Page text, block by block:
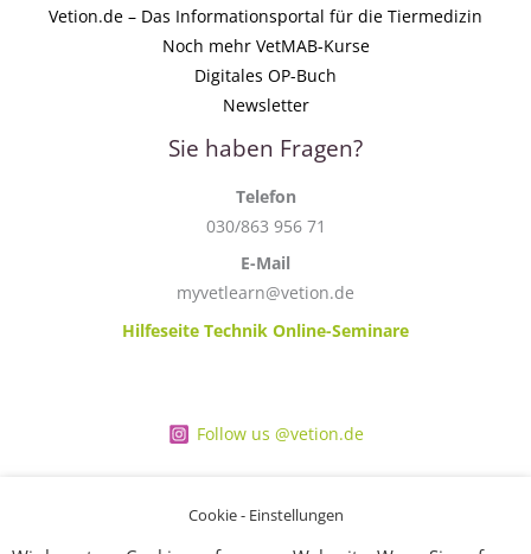
Vetion.de – Das Informationsportal für die Tiermedizin
Noch mehr VetMAB-Kurse
Digitales OP-Buch
Newsletter
Sie haben Fragen?
Telefon
030/863 956 71
E-Mail
myvetlearn@vetion.de
Hilfeseite Technik Online-Seminare
Follow us @vetion.de
Cookie - Einstellungen